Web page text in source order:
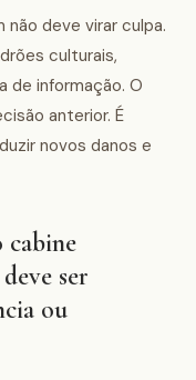
deve virar culpa.
culturais,
de informação. O
anterior. É
novos danos e
cabine
ser
ou